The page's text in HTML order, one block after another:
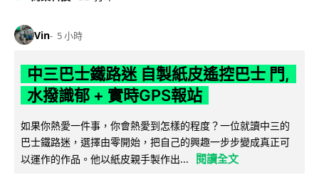
Vin 5 小時
中三巴士鐵路迷 自製紙皮遙控巴士 門,
水撥識郁 + 實時GPS報站
如果你熱愛一件事，你會熱愛到怎樣的程度？一位就讀中三的
巴士鐵路迷，選擇由零開始，把自己的興趣一步步變成真正可
以運作的作品。他以紙皮親手製作出...
閱讀全文